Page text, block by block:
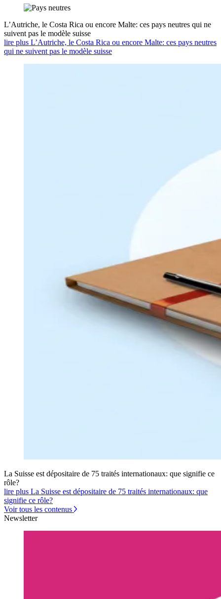
L’Autriche, le Costa Rica ou encore Malte: ces pays neutres qui ne
suivent pas le modèle suisse
lire plus L’Autriche, le Costa Rica ou encore Malte: ces pays neutres
qui ne suivent pas le modèle suisse
La Suisse est dépositaire de 75 traités internationaux: que signifie ce
rôle?
lire plus La Suisse est dépositaire de 75 traités internationaux: que
signifie ce rôle?
Voir tous les contenus
Newsletter